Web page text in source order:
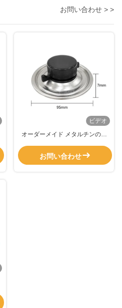
お問い合わせ > >
ビデオ
オーダーメイド メタルチンの缶
ンのコンテナキャップ
お問い合わせ